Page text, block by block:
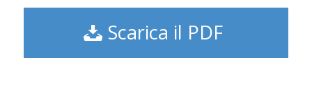
Scarica il PDF